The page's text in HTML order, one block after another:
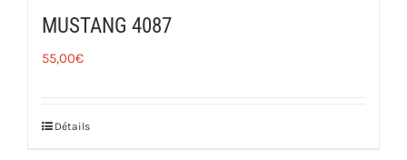
MUSTANG 4087
55,00€
Détails